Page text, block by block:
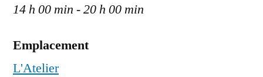
14 h 00 min - 20 h 00 min
Emplacement
L'Atelier